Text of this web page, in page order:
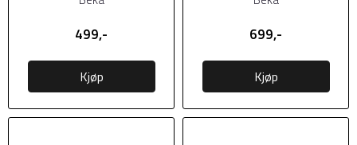
499,-
Kjøp
699,-
Kjøp